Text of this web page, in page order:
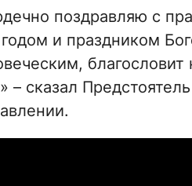
поздравляю с
и праздником
– сказал